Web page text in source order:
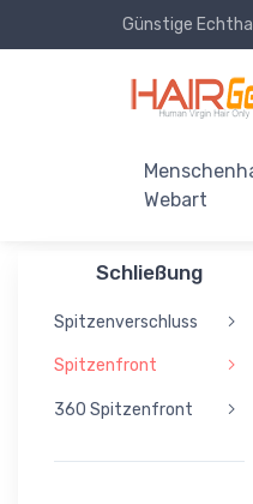
Günstige
Webart
Schließung
Spitzenverschluss
Spitzenfront
360 Spitzenfront